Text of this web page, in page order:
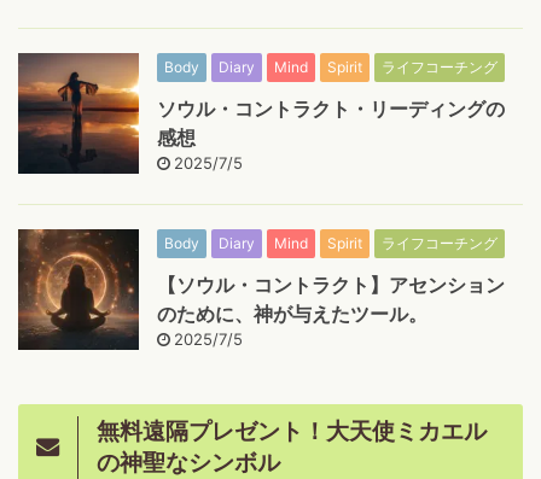
Body Diary Mind Spirit ライフコーチング
ソウル・コントラクト・リーディングの
感想
2025/7/5
Body Diary Mind Spirit ライフコーチング
【ソウル・コントラクト】アセンション
のために、神が与えたツール。
2025/7/5
無料遠隔プレゼント！大天使ミカエル
の神聖なシンボル